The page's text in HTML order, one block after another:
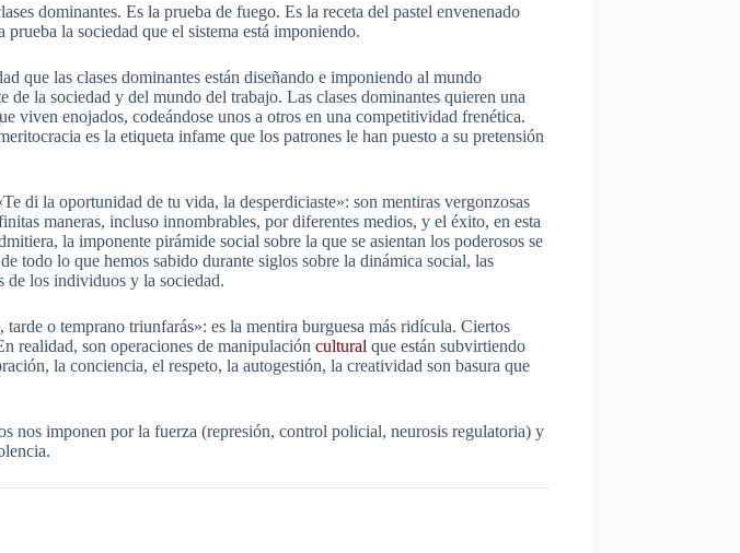
dominantes. Es la prueba de fuego. Es la receta del pastel envenenado
la sociedad que el sistema está imponiendo.
que las clases dominantes están diseñando e imponiendo al mundo
la sociedad y del mundo del trabajo. Las clases dominantes quieren una
viven enojados, codeándose unos a otros en una competitividad frenética.
es la etiqueta infame que los patrones le han puesto a su pretensión
di la oportunidad de tu vida, la desperdiciaste»: son mentiras vergonzosas
maneras, incluso innombrables, por diferentes medios, y el éxito, en esta
la imponente pirámide social sobre la que se asientan los poderosos se
todo lo que hemos sabido durante siglos sobre la dinámica social, las
de los individuos y la sociedad.
o temprano triunfarás»: es la mentira burguesa más ridícula. Ciertos
realidad, son operaciones de manipulación cultural que están subvirtiendo
la conciencia, el respeto, la autogestión, la creatividad son basura que
nos imponen por la fuerza (represión, control policial, neurosis regulatoria) y